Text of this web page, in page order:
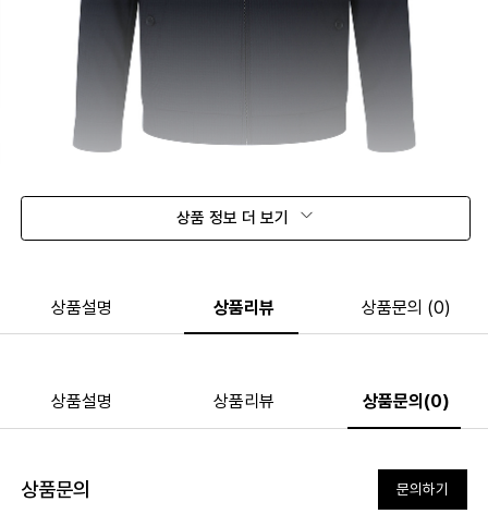
상품 정보 더 보기
상품설명 상품리뷰 상품문의 (0)
상품설명 상품리뷰 상품문의(0)
상품문의 문의하기